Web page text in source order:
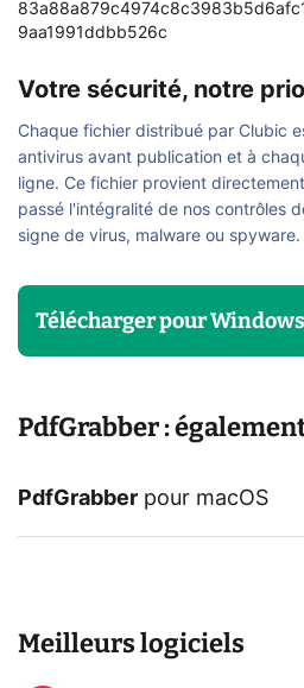
9aa1991ddbb526c
Votre sécurité, notre
Chaque fichier distribué par Clubic
antivirus avant publication et à
ligne. Ce fichier provient
passé l'intégralité de nos contrôles
signe de virus, malware ou spyware.
TéléchargerpourWindows
PdfGrabber :
PdfGrabber pour macOS
Meilleurs logiciels